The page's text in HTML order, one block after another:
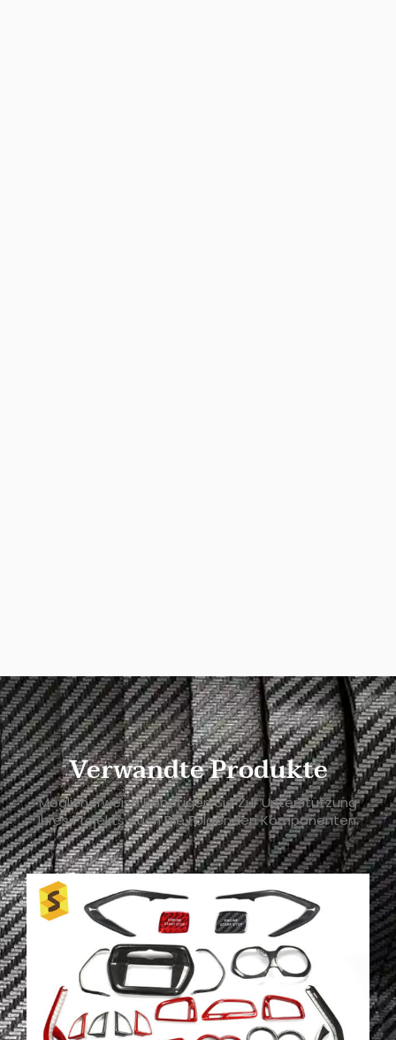
Verwandte Produkte
Möglicherweise Benötigen Sie Zur Unterstützung
Ihres Projekts Auch Die Folgenden Komponenten.